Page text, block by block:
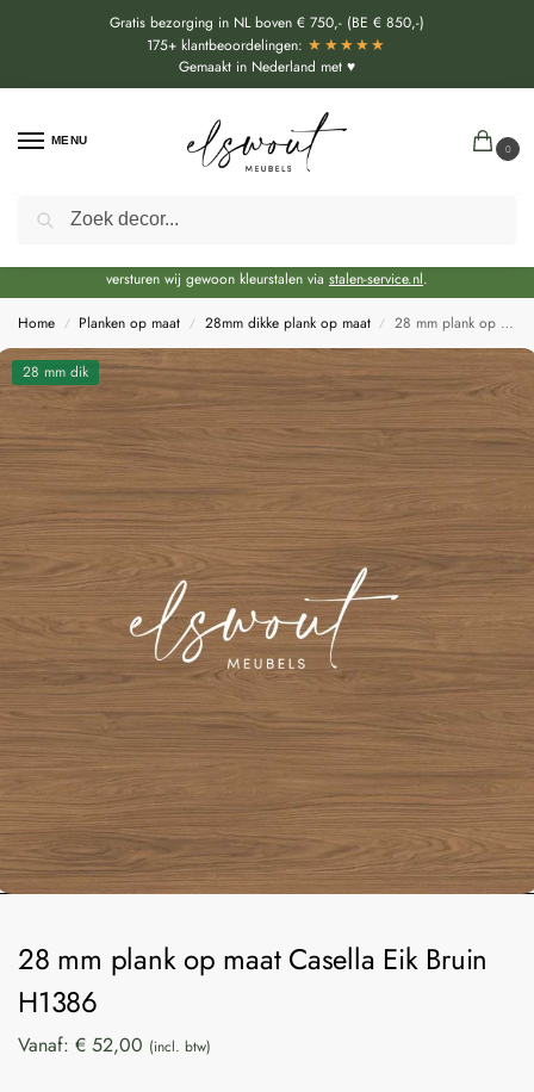
Gratis bezorging in NL boven € 750,- (BE € 850,-)
175+ klantbeoordelingen: ★★★★★
Gemaakt in Nederland met ♥
MENU
0
Door de bouwvakperiode geldt momenteel een extra levertijd van circa 3 weken
versturen wij gewoon kleurstalen via stalen-service.nl.
Home / Planken op maat / 28mm dikke plank op maat / 28 mm plank op maat Casella Eik Bruin H1386
28 mm dik
28 mm plank op maat Casella Eik Bruin
H1386
Vanaf: € 52,00 (incl. btw)